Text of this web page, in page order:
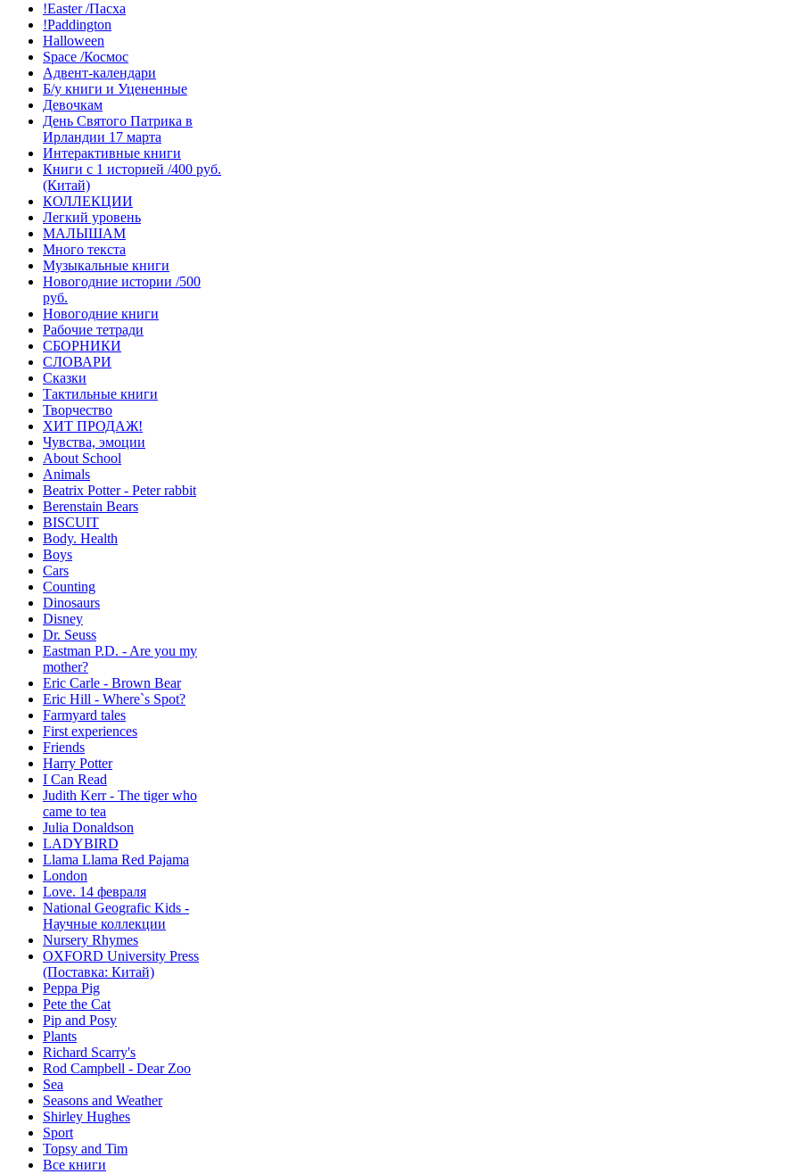
!Easter /Пасха
!Paddington
Halloween
Space /Космос
Адвент-календари
Б/у книги и Уцененные
Девочкам
День Святого Патрика в
Ирландии 17 марта
Интерактивные книги
Книги с 1 историей /400 руб.
(Китай)
КОЛЛЕКЦИИ
Легкий уровень
МАЛЫШАМ
Много текста
Музыкальные книги
Новогодние истории /500
руб.
Новогодние книги
Рабочие тетради
СБОРНИКИ
СЛОВАРИ
Сказки
Тактильные книги
Творчество
ХИТ ПРОДАЖ!
Чувства, эмоции
About School
Animals
Beatrix Potter - Peter rabbit
Berenstain Bears
BISCUIT
Body. Health
Boys
Cars
Counting
Dinosaurs
Disney
Dr. Seuss
Eastman P.D. - Are you my
mother?
Eric Carle - Brown Bear
Eric Hill - Where`s Spot?
Farmyard tales
First experiences
Friends
Harry Potter
I Can Read
Judith Kerr - The tiger who
came to tea
Julia Donaldson
LADYBIRD
Llama Llama Red Pajama
London
Love. 14 февраля
National Geografic Kids -
Научные коллекции
Nursery Rhymes
OXFORD University Press
(Поставка: Китай)
Peppa Pig
Pete the Сat
Pip and Posy
Plants
Richard Scarry's
Rod Campbell - Dear Zoo
Sea
Seasons and Weather
Shirley Hughes
Sport
Topsy and Tim
Все книги